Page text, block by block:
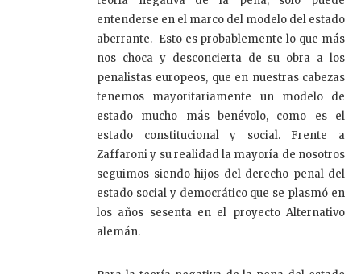
entenderse en el marco del modelo del estado
aberrante. Esto es probablemente lo que más
nos choca y desconcierta de su obra a los
penalistas europeos, que en nuestras cabezas
tenemos mayoritariamente un modelo de
estado mucho más benévolo, como es el
estado constitucional y social. Frente a
Zaffaroni y su realidad la mayoría de nosotros
seguimos siendo hijos del derecho penal del
estado social y democrático que se plasmó en
los años sesenta en el proyecto Alternativo
alemán.